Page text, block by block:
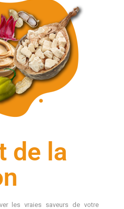
de la
les vraies saveurs de votre